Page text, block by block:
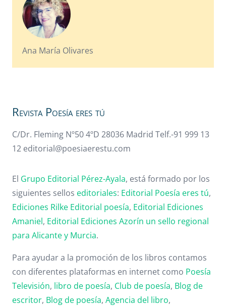
Ana María Olivares
Revista Poesía eres tú
C/Dr. Fleming Nº50 4ºD 28036 Madrid Telf.-91 999 13
12 editorial@poesiaerestu.com
El Grupo Editorial Pérez-Ayala, está formado por los
siguientes sellos editoriales: Editorial Poesía eres tú,
Ediciones Rilke Editorial poesía, Editorial Ediciones
Amaniel, Editorial Ediciones Azorín un sello regional
para Alicante y Murcia.
Para ayudar a la promoción de los libros contamos
con diferentes plataformas en internet como Poesía
Televisión, libro de poesía, Club de poesía, Blog de
escritor, Blog de poesía, Agencia del libro,